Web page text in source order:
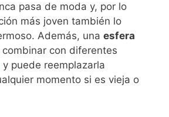
pasa de moda y, por lo
más joven también lo
Además, una esfera
con diferentes
y puede reemplazarla
momento si es vieja o